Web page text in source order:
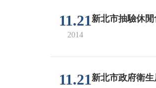
11.21
2014
新北市抽驗休
11.21新北市政府衛